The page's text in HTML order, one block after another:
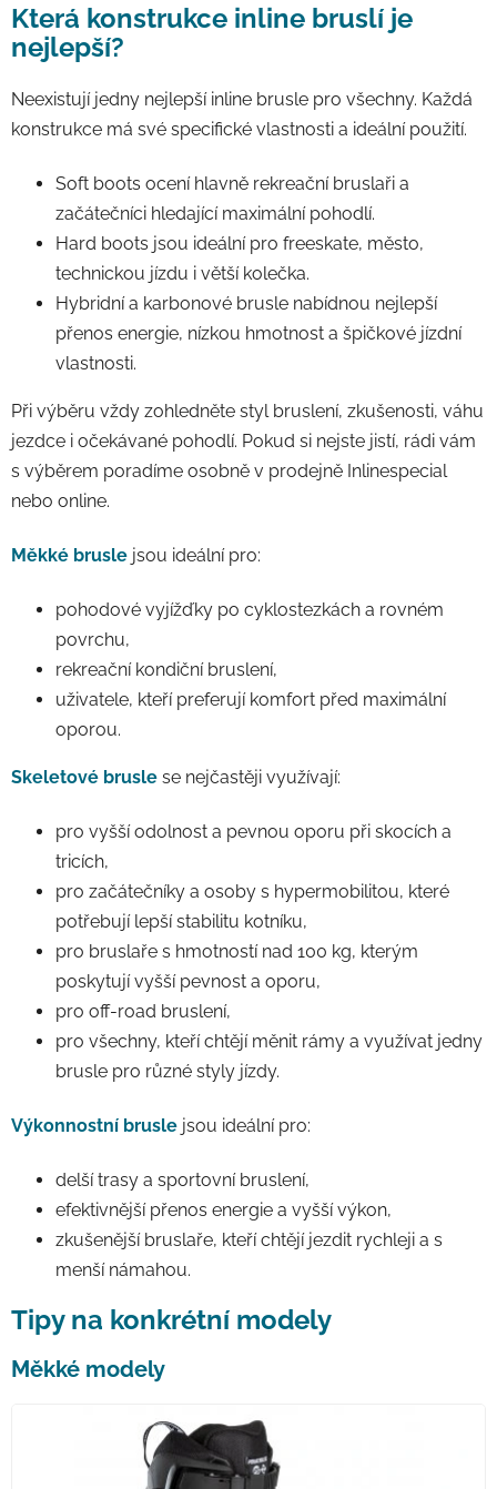
Která konstrukce inline bruslí je
nejlepší?
Neexistují jedny nejlepší inline brusle pro všechny. Každá
konstrukce má své specifické vlastnosti a ideální použití.
Soft boots ocení hlavně rekreační bruslaři a
začátečníci hledající maximální pohodlí.
Hard boots jsou ideální pro freeskate, město,
technickou jízdu i větší kolečka.
Hybridní a karbonové brusle nabídnou nejlepší
přenos energie, nízkou hmotnost a špičkové jízdní
vlastnosti.
Při výběru vždy zohledněte styl bruslení, zkušenosti, váhu
jezdce i očekávané pohodlí. Pokud si nejste jistí, rádi vám
s výběrem poradíme osobně v prodejně Inlinespecial
nebo online.
Měkké brusle jsou ideální pro:
pohodové vyjížďky po cyklostezkách a rovném
povrchu,
rekreační kondiční bruslení,
uživatele, kteří preferují komfort před maximální
oporou.
Skeletové brusle se nejčastěji využívají:
pro vyšší odolnost a pevnou oporu při skocích a
tricích,
pro začátečníky a osoby s hypermobilitou, které
potřebují lepší stabilitu kotníku,
pro bruslaře s hmotností nad 100 kg, kterým
poskytují vyšší pevnost a oporu,
pro off-road bruslení,
pro všechny, kteří chtějí měnit rámy a využívat jedny
brusle pro různé styly jízdy.
Výkonnostní brusle jsou ideální pro:
delší trasy a sportovní bruslení,
efektivnější přenos energie a vyšší výkon,
zkušenější bruslaře, kteří chtějí jezdit rychleji a s
menší námahou.
Tipy na konkrétní modely
Měkké modely